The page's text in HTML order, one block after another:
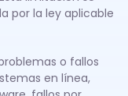
por la ley aplicable
o fallos
en línea,